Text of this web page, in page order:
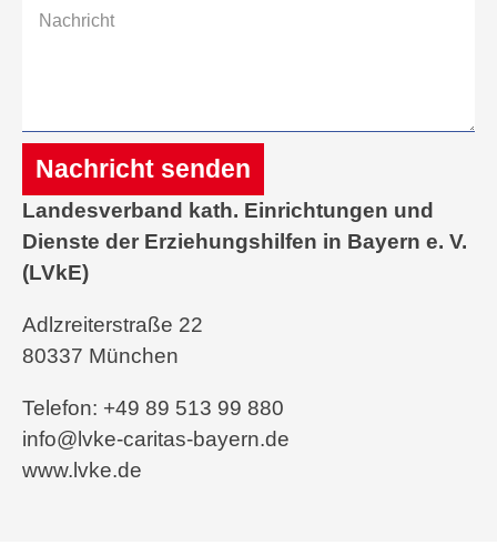
Nachricht senden
Alternative:
Landesverband kath. Einrichtungen und
Dienste der Erziehungshilfen in Bayern e. V.
(LVkE)
Adlzreiterstraße 22
80337 München
Telefon: +49 89 513 99 880
info@lvke-caritas-bayern.de
www.lvke.de